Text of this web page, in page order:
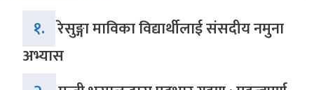
१. रेसुङ्गा माविका विद्यार्थीलाई संसदीय नमुना
अभ्यास